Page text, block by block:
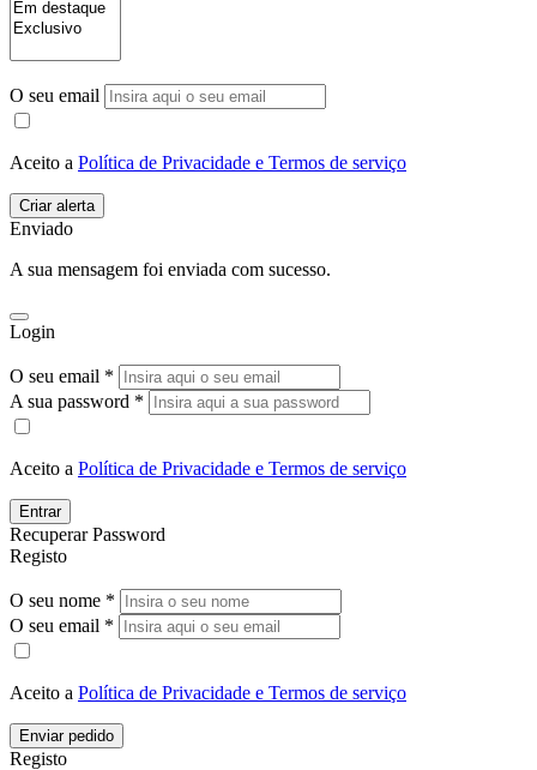
O seu email
Aceito a Política de Privacidade e Termos de serviço
Enviado
A sua mensagem foi enviada com sucesso.
Login
O seu email *
A sua password *
Aceito a Política de Privacidade e Termos de serviço
Entrar
Recuperar Password
Registo
O seu nome *
O seu email *
Aceito a Política de Privacidade e Termos de serviço
Enviar pedido
Registo